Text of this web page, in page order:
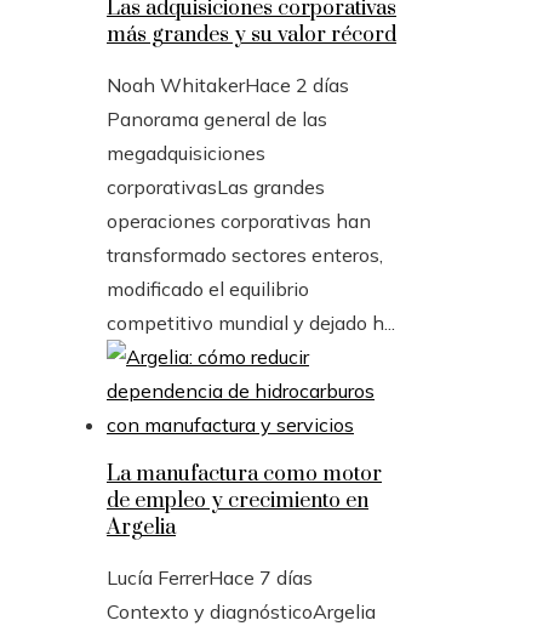
Las adquisiciones corporativas
más grandes y su valor récord
Noah WhitakerHace 2 días
Panorama general de las
megadquisiciones
corporativasLas grandes
operaciones corporativas han
transformado sectores enteros,
modificado el equilibrio
competitivo mundial y dejado h...
La manufactura como motor
de empleo y crecimiento en
Argelia
Lucía FerrerHace 7 días
Contexto y diagnósticoArgelia